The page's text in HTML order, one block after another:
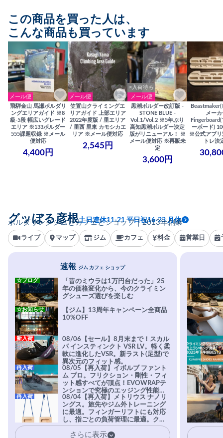
この商品を買った人は、
こんな商品も買っています
メール便
飛騨金山 馬瀬ボルダリ
ングエリアガイド ※8
級-5段 幅広いグレード
エリア ※133ボルダー
555課題収録 ※メール
便対応
4,400円
メール便
笠置山クライミングエ
リアガイド 上部エリア
2022年度版 / 里エリア
/ 里西 里東 カモシカエ
リア ※メール便対応
2,545円
×入荷待ち
メール便
黒潮ボルダー改訂版 -
STONE BLUE -
Vol.1/Vol.2 ※5年ぶり
高知黒潮ボルダー決定
版がリニューアル！ ※
メール便対応 ※再販未
定
3,600円
メーカ
ーボード)
※公式アプ
トレ決
ボルダリングジムとカフェとショップ｜2013年創業
グッぼる彦根土日連休11-21 平日祝16-23 月休
ライブ マップ ジム カフェ 料金 営業日
速報 ジム カフェ ショップ
「昔のミウラは1万円台だった」25
年の価格変化から、今のクライミン
グシューズ選びを楽しむ
☆ブログ
【ジム】13周年キャンペーン全商品
10%OFF
☆お知らせ
08/06【セール】8月末まで！スカル
パ インスティンクト VSR LV。軽く柔
軟に進化したVSR。新ラスト(足型)で
異次元のフィット感。
新入荷
08/05【再入荷】イボルブ ファント
ム プロ。フリクション・剛性・フィ
ット感すべてが頂点！EVOWRAPテ
ンションで究極のエッジング性能を
実現。進化系ラバーEvo-74はTRAX
を凌駕する粘着力で極小ホールドに
安心感。
再入荷
08/04【再入荷】メトリウス ナノリ
ングス。旅先やジム外トレーニング
に最適。フィンガーリフトにも対応
し、指ごとの負荷管理に最適。クラ
イマーの指を本気で鍛えるギア。
再入荷
さらに表示